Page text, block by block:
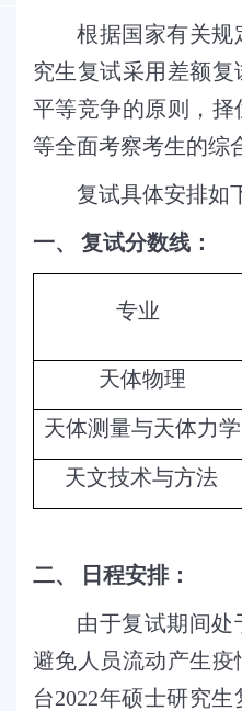
根据国家有关规
究生复试采用差额复
平等竞争的原则，
等全面考察考生的综
复试具体安排如
一、
复试分数线：
专业
天体物理
天体测量与天体力学
天文技术与方法
二、
日程安排：
由于复试期间处
避免人员流动产生
台2022年硕士研究生